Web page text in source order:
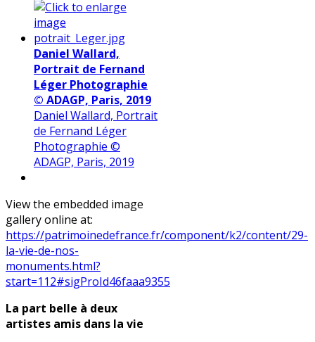
Daniel Wallard,
Portrait de Fernand
Léger Photographie
© ADAGP, Paris, 2019
Daniel Wallard, Portrait
de Fernand Léger
Photographie ©
ADAGP, Paris, 2019
View the embedded image
gallery online at:
https://patrimoinedefrance.fr/component/k2/content/29-
la-vie-de-nos-
monuments.html?
start=112#sigProId46faaa9355
La part belle à deux
artistes amis dans la vie